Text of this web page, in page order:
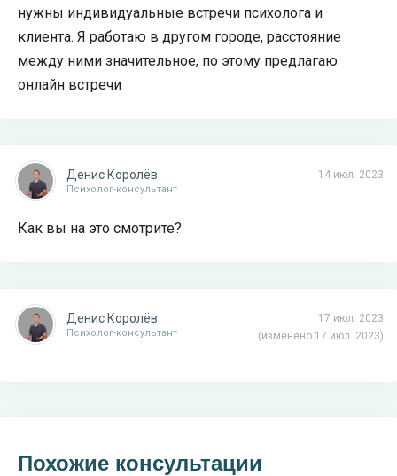
нужны индивидуальные встречи психолога и
клиента. Я работаю в другом городе, расстояние
между ними значительное, по этому предлагаю
онлайн встречи
14 июл. 2023
Денис Королёв
Психолог-консультант
Как вы на это смотрите?
17 июл. 2023
(изменено 17 июл. 2023)
Денис Королёв
Психолог-консультант
Похожие консультации